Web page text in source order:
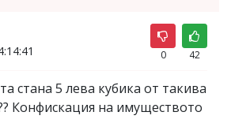
0 42
стана 5 лева кубика от такива
Конфискация на имуществото